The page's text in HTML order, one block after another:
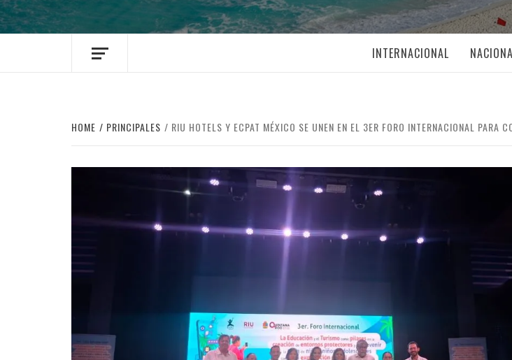
INTERNACIONAL
HOME PRINCIPALES RIU HOTELS Y ECPAT MÉXICO SE UNEN EN EL 3ER FORO INTERNACIONAL PARA